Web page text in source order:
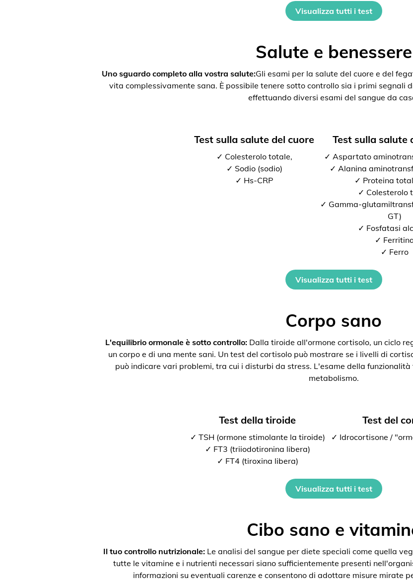
Visualizza tutti i test
Salute e benessere
Uno sguardo completo alla vostra salute:Gli esami per la salute del cuore e del
vita complessivamente sana. È possibile tenere sotto controllo sia i primi segnali
effettuando diversi esami del sangue da
Test sulla salute del cuore
✓ Colesterolo totale,
✓ Sodio (sodio)
✓ Hs-CRP
Test sulla salute
✓ Aspartato
✓ Alanina
✓ Proteina
✓ Colesterolo
✓ Gamma-
GT)
✓ Fosfatasi
✓
✓ Ferro
Visualizza tutti i test
Corpo sano
L'equilibrio ormonale è sotto controllo: Dalla tiroide all'ormone cortisolo, un ciclo
un corpo e di una mente sani. Un test del cortisolo può mostrare se i livelli di
può indicare vari problemi, tra cui i disturbi da stress. L'esame della
metabolismo.
Test della tiroide
✓ TSH (ormone stimolante la tiroide)
✓ FT3 (triiodotironina libera)
✓ FT4 (tiroxina libera)
Test del
✓ Idrocortisone /
Visualizza tutti i test
Cibo sano e
Il tuo controllo nutrizionale: Le analisi del sangue per diete speciali come quella
tutte le vitamine e i nutrienti necessari siano sufficientemente presenti
informazioni su eventuali carenze e consentono di adottare misure mirate